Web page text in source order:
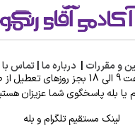
و مقررات | درباره ما|تماس با
همه روزه از ساعت 9 الی 18 بجز
یا بله پاسخگوی شما عزیزان
لینک مستقیم تلگرام و بله